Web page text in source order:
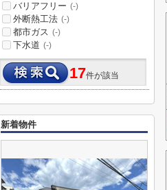
バリアフリー (-)
外断熱工法 (-)
都市ガス (-)
下水道 (-)
17件が該当
新着物件